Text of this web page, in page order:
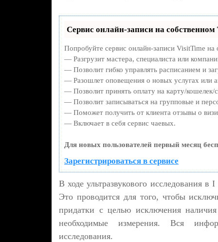
Сервис онлайн-записи на собственном
Попробуйте сервис онлайн-записи VisitTime
— Разгрузит мастера, специалиста или
— Позволит гибко управлять расписанием и
— Разошлет оповещения о новых услугах или
— Позволит принять оплату на карту/кошелек/
— Позволит записываться на групповые и
— Поможет получить от клиента отзывы о
— Включает в себя сервис чаевых.
Для новых пользователей первый месяц
Зарегистрироваться в сервисе
В ходе ультразвукового исследования в
Это проводится для того, чтобы
придатки с целью исключения
необходимые измерения. Вся
исследования.